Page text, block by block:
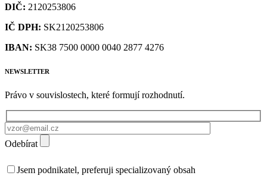
DIČ: 2120253806
IČ DPH: SK2120253806
IBAN: SK38 7500 0000 0040 2877 4276
NEWSLETTER
Právo v souvislostech, které formují rozhodnutí.
Odebírat
Jsem podnikatel, preferuji specializovaný obsah